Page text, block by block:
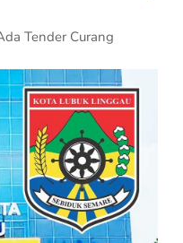
Tender Curang